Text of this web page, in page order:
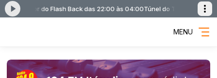
do Flash Back das 22:00 às 04:00 Túnel do Tempo - O melhor
MENU